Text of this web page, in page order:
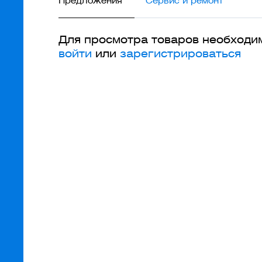
Для просмотра товаров
войти или зарегистрироваться